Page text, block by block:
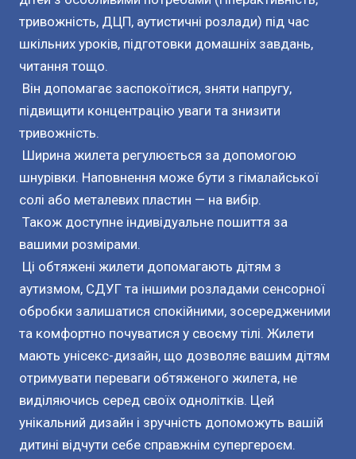
тривожність, ДЦП, аутистичні розлади) під час
шкільних уроків, підготовки домашніх завдань,
читання тощо.
Він допомагає заспокоїтися, зняти напругу,
підвищити концентрацію уваги та знизити
тривожність.
Ширина жилета регулюється за допомогою
шнурівки. Наповнення може бути з гімалайської
солі або металевих пластин — на вибір.
Також доступне індивідуальне пошиття за
вашими розмірами.
Ці обтяжені жилети допомагають дітям з
аутизмом, СДУГ та іншими розладами сенсорної
обробки залишатися спокійними, зосередженими
та комфортно почуватися у своєму тілі. Жилети
мають унісекс-дизайн, що дозволяє вашим дітям
отримувати переваги обтяженого жилета, не
виділяючись серед своїх однолітків. Цей
унікальний дизайн і зручність допоможуть вашій
дитині відчути себе справжнім супергероєм.